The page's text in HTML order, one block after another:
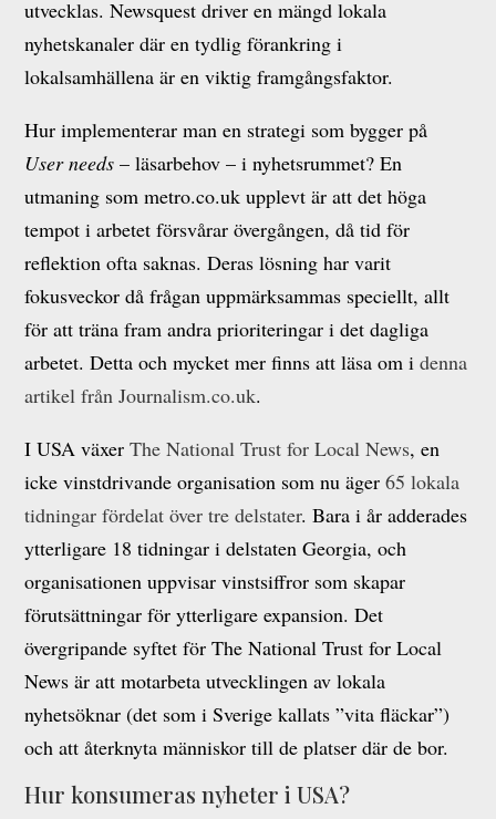
utvecklas. Newsquest driver en mängd lokala
nyhetskanaler där en tydlig förankring i
lokalsamhällena är en viktig framgångsfaktor.
Hur implementerar man en strategi som bygger på
User needs – läsarbehov – i nyhetsrummet? En
utmaning som metro.co.uk upplevt är att det höga
tempot i arbetet försvårar övergången, då tid för
reflektion ofta saknas. Deras lösning har varit
fokusveckor då frågan uppmärksammas speciellt, allt
för att träna fram andra prioriteringar i det dagliga
arbetet. Detta och mycket mer finns att läsa om idenna
artikel från Journalism.co.uk.
I USA växerThe National Trust for Local News, en
icke vinstdrivande organisation som nu äger65 lokala
tidningar fördelat över tre delstater. Bara i år adderades
ytterligare 18 tidningar i delstaten Georgia, och
organisationen uppvisar vinstsiffror som skapar
förutsättningar för ytterligare expansion. Det
övergripande syftet för The National Trust for Local
News är att motarbeta utvecklingen av lokala
nyhetsöknar (det som i Sverige kallats ”vita fläckar”)
och att återknyta människor till de platser där de bor.
Hur konsumeras nyheter i USA?